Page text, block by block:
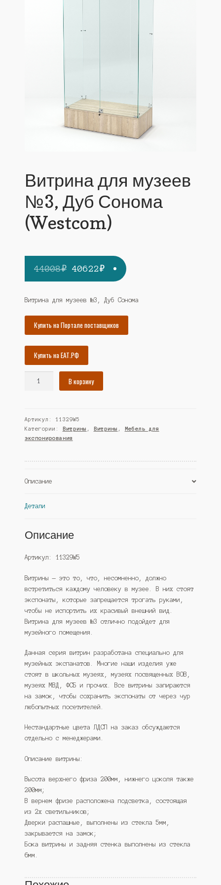
Витрина для музеев
№3, Дуб Сонома
(Westcom)
44008₽ Первоначальная
цена
составляла
44008₽.
40622₽Текущая
цена:
40622₽.
Витрина для музеев №3, Дуб Сонома
Купить на Портале поставщиков
Купить на ЕАТ.РФ
музеев
№3,
Дуб
(Westcom)
В корзину
Артикул:11329W5
Категории:
Витрины , Витрины ,
Мебель для
экспонирования
Описание
Детали
Описание
Артикул: 11329W5
Витрины — это то, что, несомненно, должно
встретиться каждому человеку в музее. В них стоят
экспонаты, которые запрещается трогать руками,
чтобы не испортить их красивый внешний вид.
Витрина для музеев №3 отлично подойдет для
музейного помещения.
Данная серия витрин разработана специально для
музейных экспанатов. Многие наши изделия уже
стоят в школьных музеях, музеях посвященных ВОВ,
музеях МВД, ФСБ и прочих. Все витрины запираются
на замок, чтобы сохранить экспонаты от через чур
любопытных посетителей.
Нестандартные цвета ЛДСП на заказ обсуждаются
отдельно с менеджерами.
Описание витрины:
Высота верхнего фриза 200мм, нижнего цоколя также
200мм;
В вернем фризе расположена подсветка, состоящая
из 2х светильников;
Дверки распашные, выполнены из стекла 5мм,
закрывается на замок;
Бока витрины и задняя стенка выполнены из стекла
6мм.